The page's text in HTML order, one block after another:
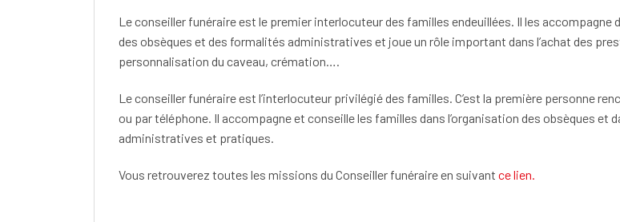
Le conseiller funéraire est le premier interlocuteur des familles endeuillées. Il les accompagne
des obsèques et des formalités administratives et joue un rôle important dans l’achat des
personnalisation du caveau, crémation….
Le conseiller funéraire est l’interlocuteur privilégié des familles. C’est la première personne
ou par téléphone. Il accompagne et conseille les familles dans l’organisation des obsèques et
administratives et pratiques.
Vous retrouverez toutes les missions du Conseiller funéraire en suivant ce lien.